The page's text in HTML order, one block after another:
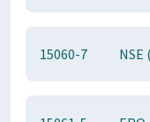
15060-7